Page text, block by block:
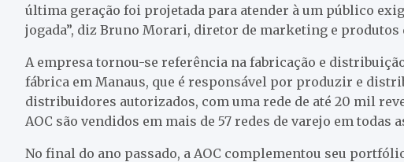
última geração foi projetada para atender à um público
jogada”, diz Bruno Morari, diretor de marketing e produtos
A empresa tornou-se referência na fabricação e
fábrica em Manaus, que é responsável por produzir e
distribuidores autorizados, com uma rede de até 20 mil
AOC são vendidos em mais de 57 redes de varejo em todas
No final do ano passado, a AOC complementou seu